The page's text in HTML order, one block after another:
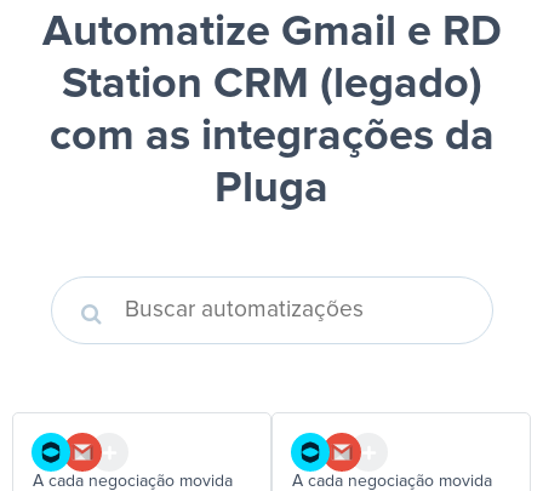
Automatize Gmail e RD
Station CRM (legado)
com as integrações da
Pluga
A cada negociação movida
A cada negociação movida